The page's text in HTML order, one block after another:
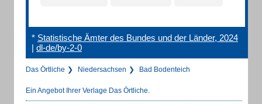
* Statistische Ämter des Bundes und der Länder, 2024
| dl-de/by-2-0
Das Örtliche Niedersachsen Bad Bodenteich
Ein Angebot Ihrer Verlage Das Örtliche.